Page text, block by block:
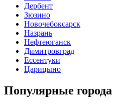
Дербент
Зюзино
Новочебоксарск
Назрань
Нефтеюганск
Димитровград
Ессентуки
Царицыно
Популярные